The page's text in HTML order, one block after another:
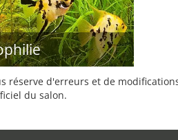
réserve d'erreurs et de
du salon.